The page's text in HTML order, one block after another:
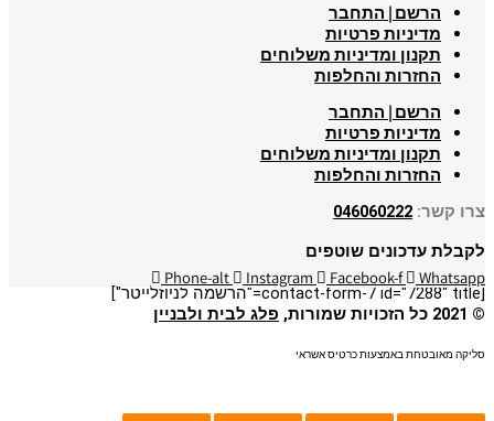
הרשם | התחבר
מדיניות פרטיות
תקנון ומדיניות משלוחים
החזרות והחלפות
הרשם | התחבר
מדיניות פרטיות
תקנון ומדיניות משלוחים
החזרות והחלפות
צרו קשר: 046060222
לקבלת עדכונים שוטפים
[contact-form-7 id="7288" title="הרשמה לניוזלייטר"]
Phone-alt Instagram Facebook-f Whatsapp
© 2021 כל הזכויות שמורות, פלג לבית ולבניין
סליקה מאובטחת באמצעות כרטיס אשראי